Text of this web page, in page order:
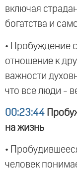
включая
богатства и
• Пробуждение
отношение к
важности
что все люди -
00:23:44
на жизнь
•
человек